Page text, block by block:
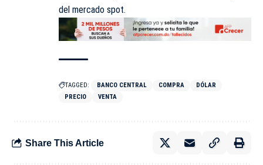
del mercado spot.
TAGGED: BANCO CENTRAL COMPRA
DÓLAR
PRECIO
VENTA
Share This Article